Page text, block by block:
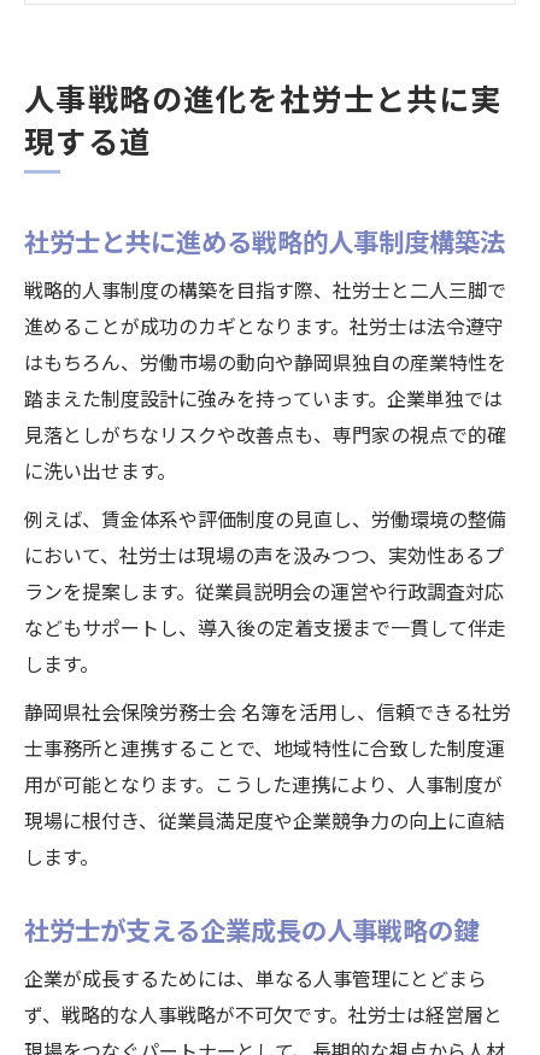
人事戦略強化に社労士の専門性を生かす方
法
静岡県企業が知るべき社労士活用の新しい
視点
社労士と連携した人事戦略の運用が生む効
果
静岡県社会保険労務士会に学ぶ活用ノウハ
ウ
社労士と共に挑む働き方改革と人材確保戦
企業価値向上に社労士の専門力が欠かせな
い理由
社労士が導く人事制度運用の成功ポイント
イス
社労士と進める人事評価制度見直しのコツ
社労士活用で定着率向上と離職防止を実現
企業成長に寄与する人事戦略構築のヒント
社労士と作る持続的成長の人事戦略ポイン
ト
社労士協働による人材確保と育成の実践法
人事戦略の進化を社労士と共に実
現する道
社労士と共に進める戦略的人事制度構築法
戦略的人事制度の構築を目指す際、社労士と二人三脚で
進めることが成功のカギとなります。社労士は法令遵守
はもちろん、労働市場の動向や静岡県独自の産業特性を
踏まえた制度設計に強みを持っています。企業単独では
見落としがちなリスクや改善点も、専門家の視点で的確
に洗い出せます。
例えば、賃金体系や評価制度の見直し、労働環境の整備
において、社労士は現場の声を汲みつつ、実効性あるプ
ランを提案します。従業員説明会の運営や行政調査対応
などもサポートし、導入後の定着支援まで一貫して伴走
します。
静岡県社会保険労務士会 名簿を活用し、信頼できる社労
士事務所と連携することで、地域特性に合致した制度運
用が可能となります。こうした連携により、人事制度が
現場に根付き、従業員満足度や企業競争力の向上に直結
します。
社労士が支える企業成長の人事戦略の鍵
企業が成長するためには、単なる人事管理にとどまら
ず、戦略的な人事戦略が不可欠です。社労士は経営層と